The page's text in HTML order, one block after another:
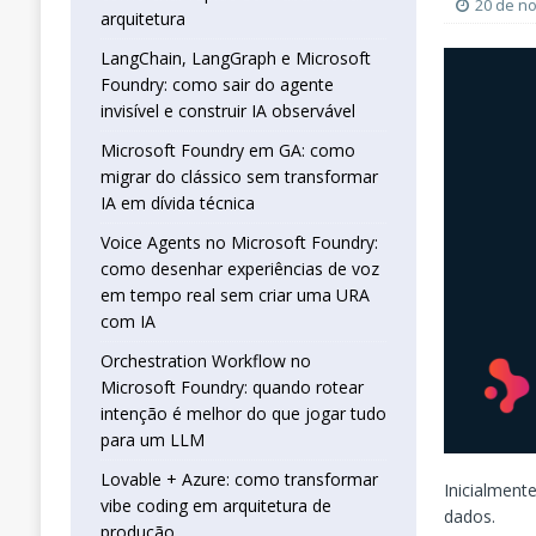
que jogar tudo para um LLM
[ 25 de abril de 2026 ]
Vibe Coding
20 de
dados.
arquitetura
LangChain, LangGraph e Microsoft
Foundry: como sair do agente
invisível e construir IA observável
Microsoft Foundry em GA: como
migrar do clássico sem transformar
IA em dívida técnica
Voice Agents no Microsoft Foundry:
como desenhar experiências de voz
em tempo real sem criar uma URA
com IA
Orchestration Workflow no
Microsoft Foundry: quando rotear
intenção é melhor do que jogar tudo
para um LLM
Lovable + Azure: como transformar
vibe coding em arquitetura de